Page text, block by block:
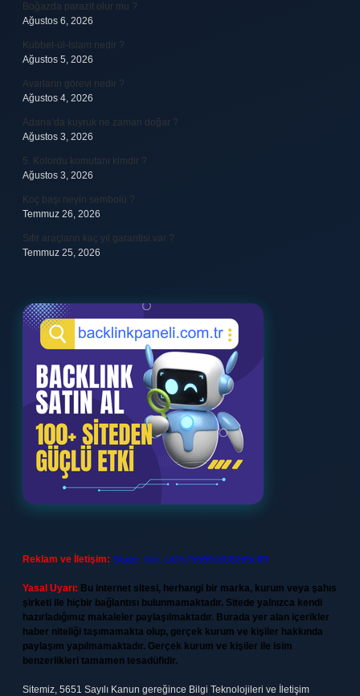
Boğazda parazit olur mu ?
Ağustos 6, 2026
Kubbet-ül-İslam nedir ?
Ağustos 5, 2026
Avarların görevi nedir ?
Ağustos 4, 2026
Adana’da kuyruk ne zaman doğar ?
Ağustos 3, 2026
5. Kolordu komutanı kimdir ?
Ağustos 3, 2026
Koç başı neyin sembolü ?
Temmuz 26, 2026
Sıfır araçların kaç yıl garantisi var ?
Temmuz 25, 2026
Reklam ve İletişim: Skype: live:.cid.575569c608265c69
Yasal Uyarı: Bu internet sitesi, herhangi bir marka, kurum veya şahıs
şirketi ile hiçbir bağlantısı bulunmamaktadır. Sitede yalnızca kendi
hazırladığımız makaleler paylaşılmaktadır. Burada yer alan içerikler
haber niteliği taşımamakta olup, gerçek kurum ve kişiler hakkında
paylaşım yapılmamaktadır. Gerçek kurum ve kişiler ile isim
benzerlikleri tamamen tesadüfidir.
Sitemiz, 5651 Sayılı Kanun gereğince Bilgi Teknolojileri ve İletişim